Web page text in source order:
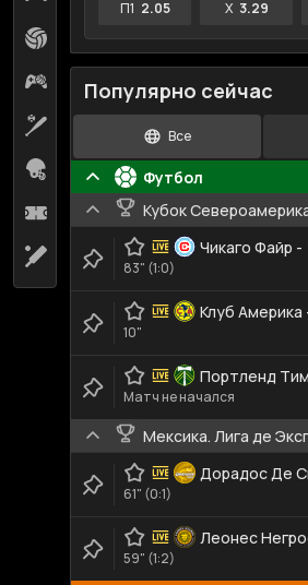
Волейбол
Кибербаскетбол
Американский футбол
Футзал
Крикет
П1 2.05 X 3.29
Популярно сейчас
Все
Футбол
Кубок
Чикаго Файр -
83" (1:0)
Клуб Америка
10"
Портленд
Матч не начался
Мексика. Лига де
Дорадос Де
61" (0:1)
Леонес
59" (1:2)